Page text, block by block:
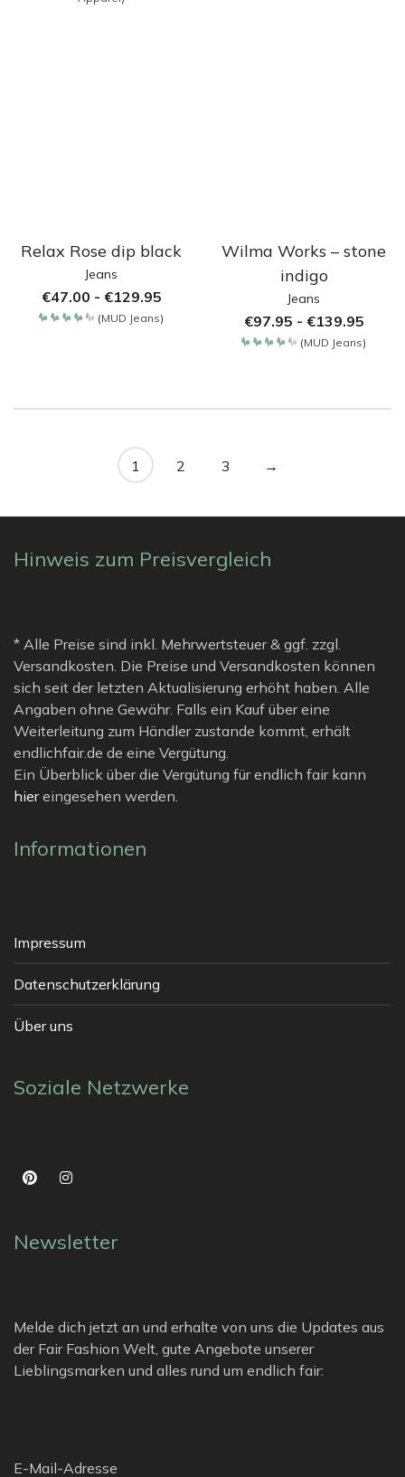
Relax Rose dip black
Jeans
€47.00 - €129.95
(MUD Jeans)
Wilma Works – stone
indigo
Jeans
€97.95 - €139.95
(MUD Jeans)
1 2 3 →
Hinweis zum Preisvergleich
* Alle Preise sind inkl. Mehrwertsteuer & ggf. zzgl.
Versandkosten. Die Preise und Versandkosten können
sich seit der letzten Aktualisierung erhöht haben. Alle
Angaben ohne Gewähr. Falls ein Kauf über eine
Weiterleitung zum Händler zustande kommt, erhält
endlichfair.de de eine Vergütung.
Ein Überblick über die Vergütung für endlich fair kann
hiereingesehen werden.
Informationen
Impressum
Datenschutzerklärung
Über uns
Soziale Netzwerke
Newsletter
Melde dich jetzt an und erhalte von uns die Updates aus
der Fair Fashion Welt, gute Angebote unserer
Lieblingsmarken und alles rund um endlich fair:
E-Mail-Adresse